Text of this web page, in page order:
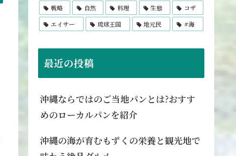
戦略
自然 料理 生態
コザ
エイサー
琉球王国 地元民 #海
最近の投稿
沖縄ならではのご当地パンとは?おすす
めのローカルパンを紹介
沖縄の海が育むもずくの栄養と観光地で